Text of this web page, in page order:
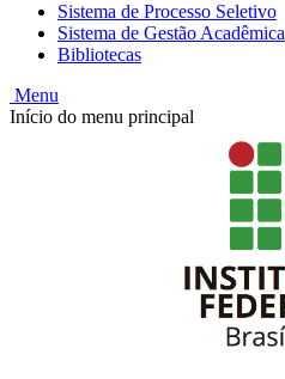
Sistema de Processo Seletivo
Sistema de Gestão Acadêmica
Bibliotecas
Menu
Início do menu principal